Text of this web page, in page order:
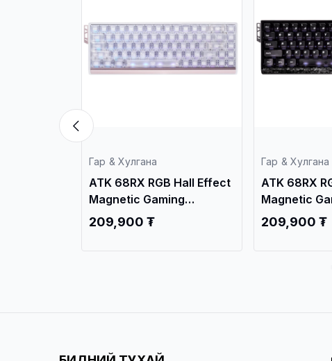
Гар & Хулгана
ATK 68RX RGB Hall Effect
Magnetic Gaming
Keyboard Black
209,900 ₮
Гар & Хулгана
ATK RS7 Air
Effect
Keyboard
239,900 ₮